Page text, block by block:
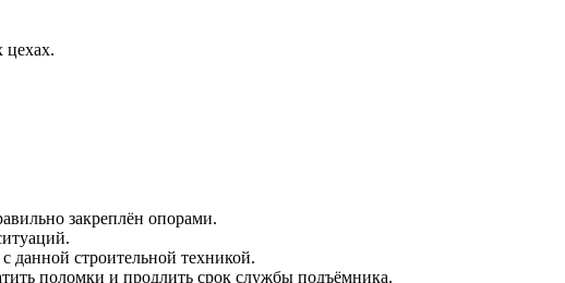
цехах.
закреплён опорами.
данной строительной техникой.
поломки и продлить срок службы подъёмника.